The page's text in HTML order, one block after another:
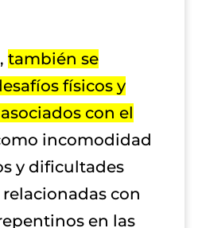
también se
físicos y
con el
incomodidad
y dificultades
con
en las